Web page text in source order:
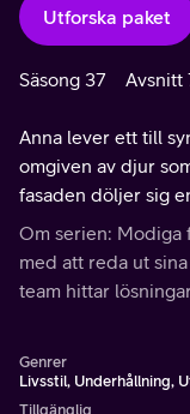
Utforska paket
Säsong 37 Avsnitt
Anna lever ett till
omgiven av djur
fasaden döljer sig
allt hon har byggt
Om serien: Modiga
med att reda ut
team hittar
Genrer
Livsstil, Underhållning,
Tillgänglig